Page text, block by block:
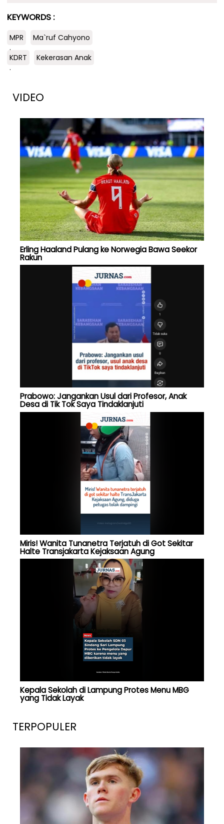
KEYWORDS :
MPR
Ma`ruf Cahyono
.
KDRT
Kekerasan Anak
.
VIDEO
Erling Haaland Pulang ke Norwegia Bawa Seekor
Rakun
Prabowo: Jangankan Usul dari Profesor, Anak
Desa di Tik Tok Saya Tindaklanjuti
Miris! Wanita Tunanetra Terjatuh di Got Sekitar
Halte Transjakarta Kejaksaan Agung
Kepala Sekolah di Lampung Protes Menu MBG
yang Tidak Layak
TERPOPULER